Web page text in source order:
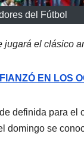
del Fútbol
jugará el clásico
EN LOS
definida para
domingo se